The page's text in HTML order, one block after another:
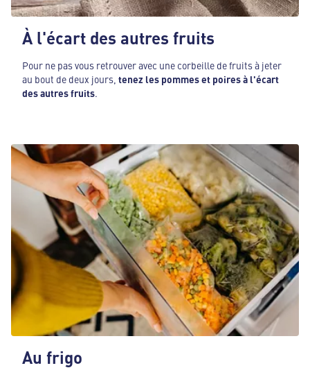
À l'écart des autres fruits
Pour ne pas vous retrouver avec une corbeille de fruits à jeter
au bout de deux jours, tenez les pommes et poires à l'écart
des autres fruits.
Au frigo